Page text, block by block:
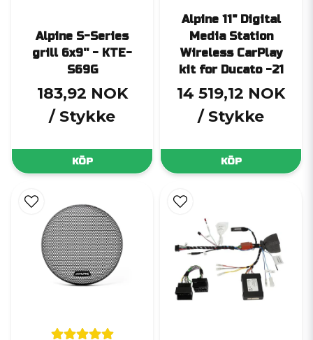
Alpine S-Series
grill 6x9'' - KTE-
S69G
183,92 NOK
/ Stykke
KÖP
Alpine 11" Digital
Media Station
Wireless CarPlay
kit for Ducato -21
14 519,12 NOK
/ Stykke
KÖP